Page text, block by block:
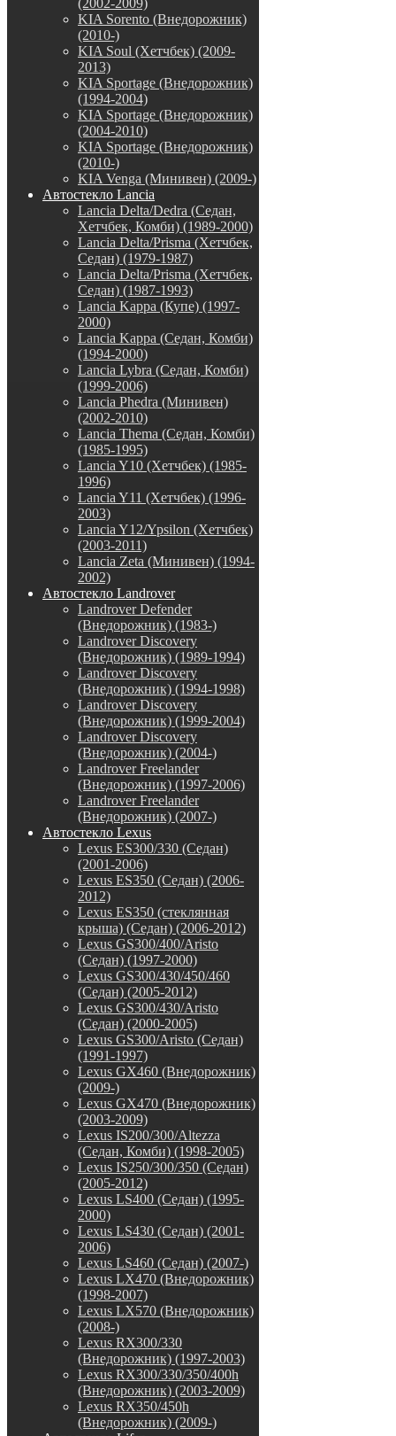
KIA Sorento (Внедорожник)
(2010-)
KIA Soul (Хетчбек) (2009-
2013)
KIA Sportage (Внедорожник)
(1994-2004)
KIA Sportage (Внедорожник)
(2004-2010)
KIA Sportage (Внедорожник)
(2010-)
KIA Venga (Минивен) (2009-)
Автостекло Lancia
Lancia Delta/Dedra (Седан,
Хетчбек, Комби) (1989-2000)
Lancia Delta/Prisma (Хетчбек,
Седан) (1979-1987)
Lancia Delta/Prisma (Хетчбек,
Седан) (1987-1993)
Lancia Kappa (Купе) (1997-
2000)
Lancia Kappa (Седан, Комби)
(1994-2000)
Lancia Lybra (Седан, Комби)
(1999-2006)
Lancia Phedra (Минивен)
(2002-2010)
Lancia Thema (Седан, Комби)
(1985-1995)
Lancia Y10 (Хетчбек) (1985-
1996)
Lancia Y11 (Хетчбек) (1996-
2003)
Lancia Y12/Ypsilon (Хетчбек)
(2003-2011)
Lancia Zeta (Минивен) (1994-
2002)
Автостекло Landrover
Landrover Defender
(Внедорожник) (1983-)
Landrover Discovery
(Внедорожник) (1989-1994)
Landrover Discovery
(Внедорожник) (1994-1998)
Landrover Discovery
(Внедорожник) (1999-2004)
Landrover Discovery
(Внедорожник) (2004-)
Landrover Freelander
(Внедорожник) (1997-2006)
Landrover Freelander
(Внедорожник) (2007-)
Автостекло Lexus
Lexus ES300/330 (Седан)
(2001-2006)
Lexus ES350 (Седан) (2006-
2012)
Lexus ES350 (стеклянная
крыша) (Седан) (2006-2012)
Lexus GS300/400/Aristo
(Седан) (1997-2000)
Lexus GS300/430/450/460
(Седан) (2005-2012)
Lexus GS300/430/Aristo
(Седан) (2000-2005)
Lexus GS300/Aristo (Седан)
(1991-1997)
Lexus GX460 (Внедорожник)
(2009-)
Lexus GX470 (Внедорожник)
(2003-2009)
Lexus IS200/300/Altezza
(Седан, Комби) (1998-2005)
Lexus IS250/300/350 (Седан)
(2005-2012)
Lexus LS400 (Седан) (1995-
2000)
Lexus LS430 (Седан) (2001-
2006)
Lexus LS460 (Седан) (2007-)
Lexus LX470 (Внедорожник)
(1998-2007)
Lexus LX570 (Внедорожник)
(2008-)
Lexus RX300/330
(Внедорожник) (1997-2003)
Lexus RX300/330/350/400h
(Внедорожник) (2003-2009)
Lexus RX350/450h
(Внедорожник) (2009-)